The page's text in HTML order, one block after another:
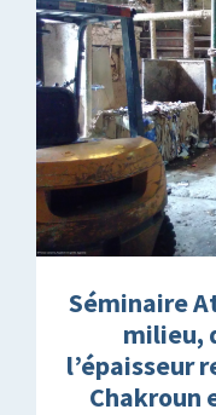
Séminaire
milieu,
l’épaisseur
Chakroun